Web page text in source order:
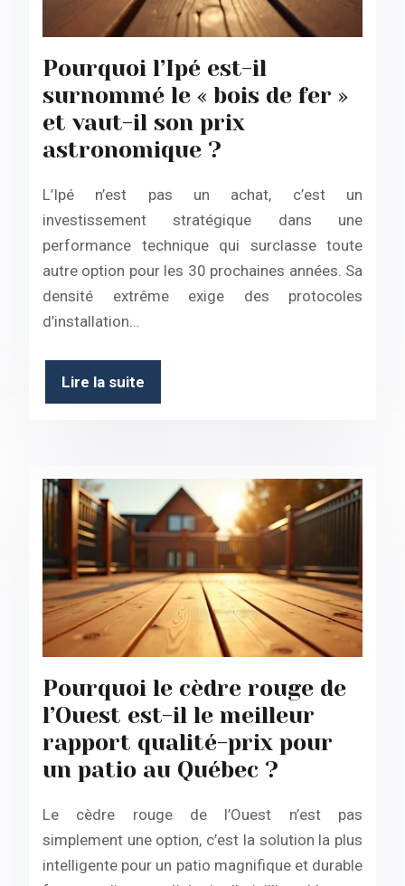
Pourquoi l’Ipé est-il
surnommé le « bois de fer »
et vaut-il son prix
astronomique ?
L’Ipé n’est pas un achat, c’est un
investissement stratégique dans une
performance technique qui surclasse toute
autre option pour les 30 prochaines années. Sa
densité extrême exige des protocoles
d’installation…
Lire la suite
Pourquoi le cèdre rouge de
l’Ouest est-il le meilleur
rapport qualité-prix pour
un patio au Québec ?
Le cèdre rouge de l’Ouest n’est pas
simplement une option, c’est la solution la plus
intelligente pour un patio magnifique et durable